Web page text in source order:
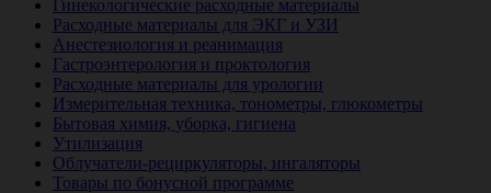
Гинекологические расходные материалы
Расходные материалы для ЭКГ и УЗИ
Анестезиология и реанимация
Гастроэнтерология и проктология
Расходные материалы для урологии
Измерительная техника, тонометры, глюкометры
Бытовая химия, уборка, гигиена
Утилизация
Облучатели-рециркуляторы, ингаляторы
Товары по бонусной программе